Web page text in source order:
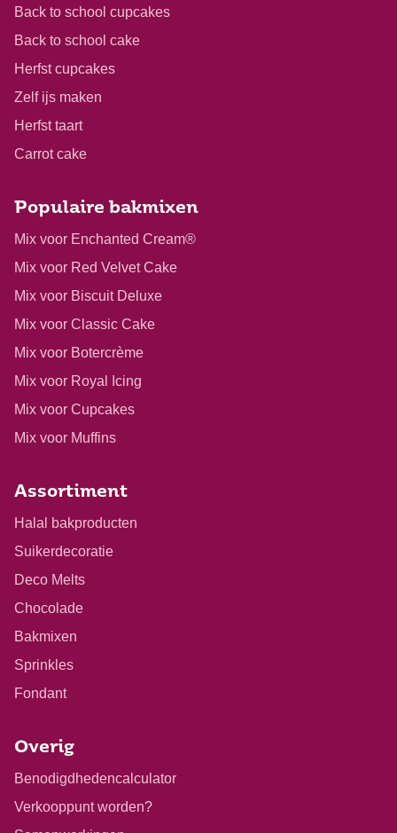
Back to school cupcakes
Back to school cake
Herfst cupcakes
Zelf ijs maken
Herfst taart
Carrot cake
Populaire bakmixen
Mix voor Enchanted Cream®
Mix voor Red Velvet Cake
Mix voor Biscuit Deluxe
Mix voor Classic Cake
Mix voor Botercrème
Mix voor Royal Icing
Mix voor Cupcakes
Mix voor Muffins
Assortiment
Halal bakproducten
Suikerdecoratie
Deco Melts
Chocolade
Bakmixen
Sprinkles
Fondant
Overig
Benodigdhedencalculator
Verkooppunt worden?